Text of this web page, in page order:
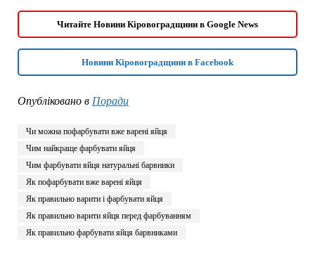
Читайте Новини Кіровоградщини в Google News
Новини Кіровоградщини в Facebook
Опубліковано в Поради
Чи можна пофарбувати вже варені яйця
Чим найкраще фарбувати яйця
Чим фарбувати яйця натуральні барвники
Як пофарбувати вже варені яйця
Як правильно варити і фарбувати яйця
Як правильно варити яйця перед фарбуванням
Як правильно фарбувати яйця барвниками